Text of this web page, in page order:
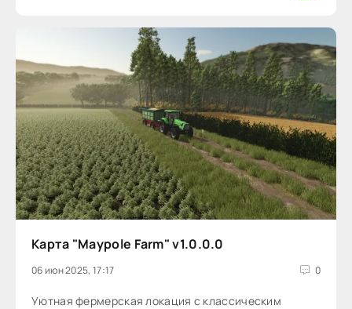
Карта "Maypole Farm" v1.0.0.0
06 июн 2025, 17:17 0
Уютная фермерская локация с классическим